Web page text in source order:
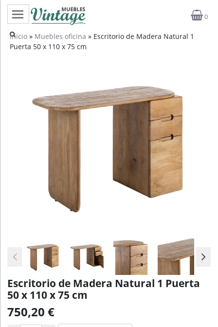
0
Categorías
Novedades
Inicio » Muebles oficina » Escritorio de Madera Natural 1
Puerta 50 x 110 x 75 cm
Escritorio de Madera Natural 1 Puerta
50 x 110 x 75 cm
750,20 €